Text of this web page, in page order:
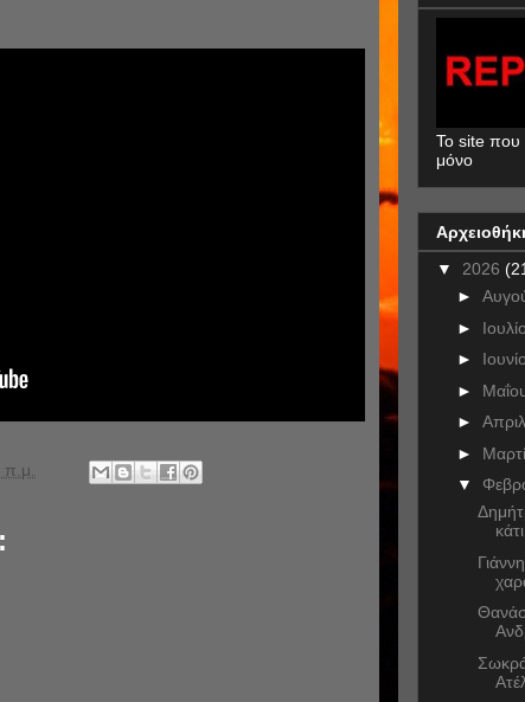
π.μ.
To site που
μόνο
▼ 2026
►
►
►
►
►
►
▼